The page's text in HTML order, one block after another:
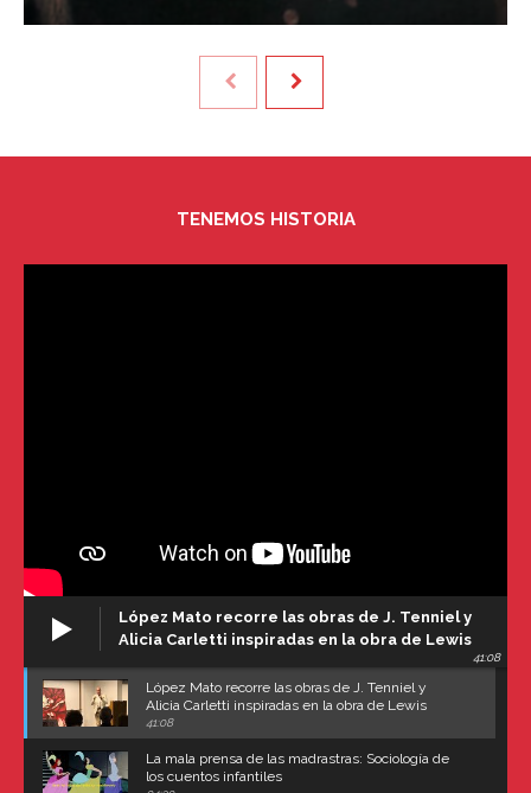
TENEMOS HISTORIA
López Mato recorre las obras de J. Tenniel y
Alicia Carletti inspiradas en la obra de Lewis
41:08
López Mato recorre las obras de J. Tenniel y
Alicia Carletti inspiradas en la obra de Lewis
Carroll
41:08
La mala prensa de las madrastras: Sociología de
los cuentos infantiles